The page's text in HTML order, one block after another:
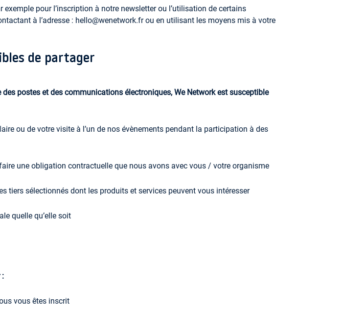
pour l’inscription à notre newsletter ou l’utilisation de certains
à l’adresse : hello@wenetwork.frou en utilisant les moyens mis à votre
de partager
des postes et des communications électroniques, We Networkest susceptible
ou de votre visite à l’un de nos évènements pendant la participation à des
une obligation contractuelle que nous avons avec vous / votre organisme
tiers sélectionnés dont les produits et services peuvent vous intéresser
quelle qu’elle soit
:
vous êtes inscrit